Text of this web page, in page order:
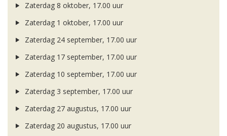
Zaterdag 8 oktober, 17.00 uur
Zaterdag 1 oktober, 17.00 uur
Zaterdag 24 september, 17.00 uur
Zaterdag 17 september, 17.00 uur
Zaterdag 10 september, 17.00 uur
Zaterdag 3 september, 17.00 uur
Zaterdag 27 augustus, 17.00 uur
Zaterdag 20 augustus, 17.00 uur